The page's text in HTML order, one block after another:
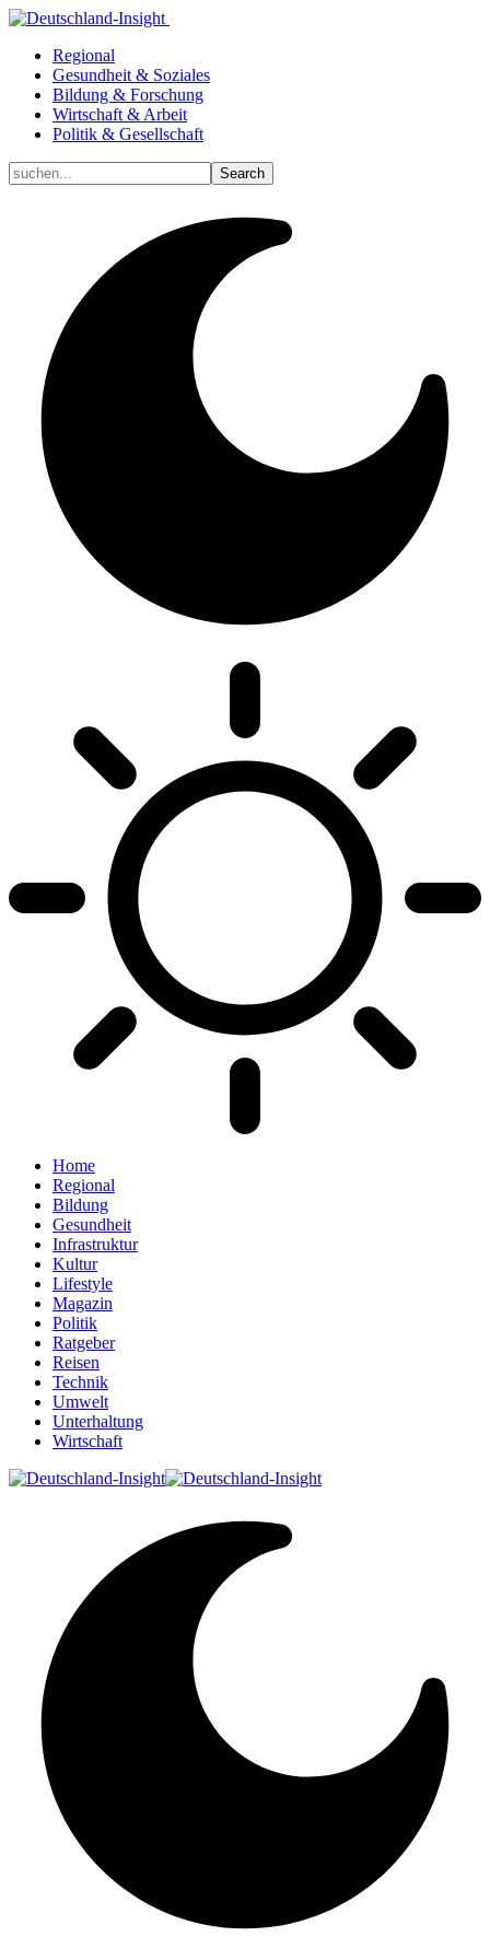
Regional
Gesundheit & Soziales
Bildung & Forschung
Wirtschaft & Arbeit
Politik & Gesellschaft
Home
Regional
Bildung
Gesundheit
Infrastruktur
Kultur
Lifestyle
Magazin
Politik
Ratgeber
Reisen
Technik
Umwelt
Unterhaltung
Wirtschaft